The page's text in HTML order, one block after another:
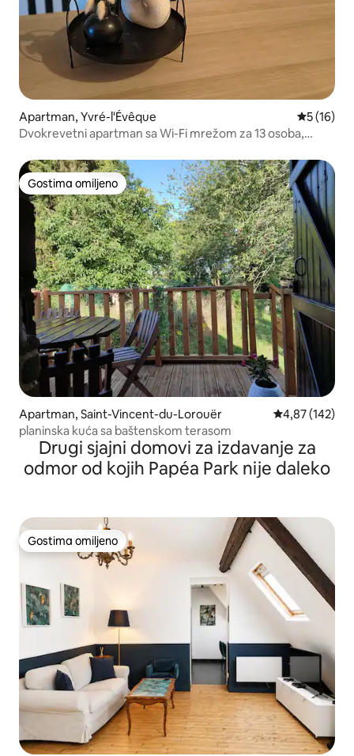
Apartman, Yvré-l'Évêque Prosečna
5 (16)
Dvokrevetni apartman sa Wi-Fi mrežom za 13 osoba,
Gostima omiljeno
Gostima omiljeno
Apartman, Saint-Vincent-du-Lorouër Prosečna
4,87 (142)
planinska kuća sa baštenskom terasom
Drugi sjajni domovi za izdavanje za
odmor od kojih Papéa Park nije daleko
Gostima omiljeno
Gostima omiljeno